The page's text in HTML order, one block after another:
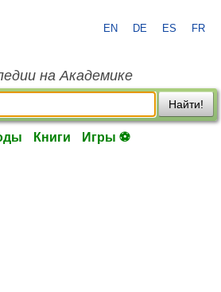
EN DE ES FR
на Академике
Найти!
Книги Игры ⚽